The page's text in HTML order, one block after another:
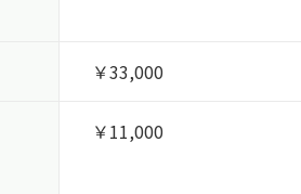
￥33,000
￥11,000